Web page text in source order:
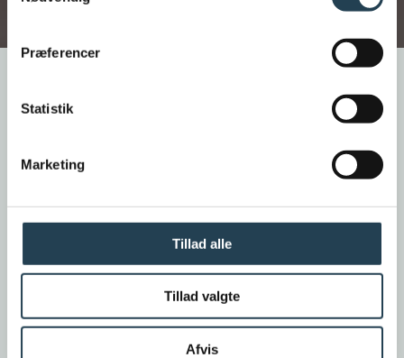
Præferencer
Statistik
Marketing
Tillad alle
Tillad valgte
Afvis
SKIFER ENGOBERET
Datura
Datura tagstenen er en helt igennem moderne
og stilsikker tegltagsten. Farverne og den
smukke overflade er som skabt til moderne
arkitektur. Resultatet er et stilrent tag med
elegance og karakter. Datura tagstenen er
perfekt til de mindre tage og er en falstagsten,